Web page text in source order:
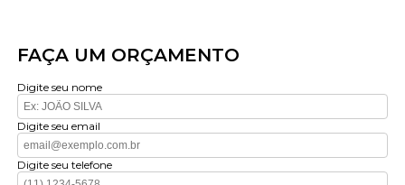
FAÇA UM ORÇAMENTO
Digite seu nome
Digite seu email
Digite seu telefone